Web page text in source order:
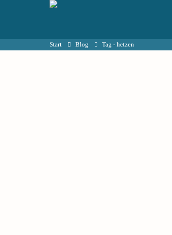
Start Blog Tag - hetzen